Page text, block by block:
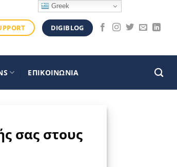
DIGIBLOG
ΕΠΙΚΟΙΝΩΝΙΑ
σας στους
Greek